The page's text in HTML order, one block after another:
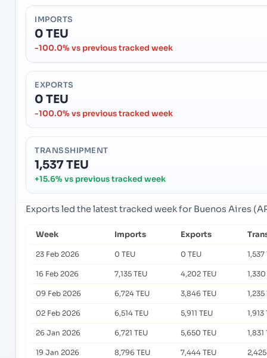
IMPORTS
0 TEU
-100.0% vs previous tracked week
EXPORTS
0 TEU
-100.0% vs previous tracked week
TRANSSHIPMENT
1,537 TEU
+15.6% vs previous tracked week
Exports led the latest tracked week for Buenos Aires
Week Imports Exports
23 Feb 2026 0 TEU 0 TEU 1,537
16 Feb 2026 7,135 TEU 4,202 TEU 1,330
09 Feb 2026 6,724 TEU 3,846 TEU 1,235
02 Feb 2026 6,514 TEU 5,911 TEU 1,913
26 Jan 2026 6,721 TEU 5,650 TEU 1,831
19 Jan 2026 8,796 TEU 7,444 TEU